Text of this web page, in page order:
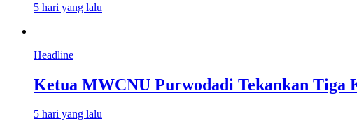
5 hari yang lalu
Headline
Ketua MWCNU Purwodadi Tekankan
5 hari yang lalu